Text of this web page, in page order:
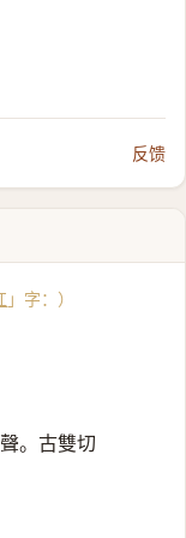
反馈
」字：）
。古雙切